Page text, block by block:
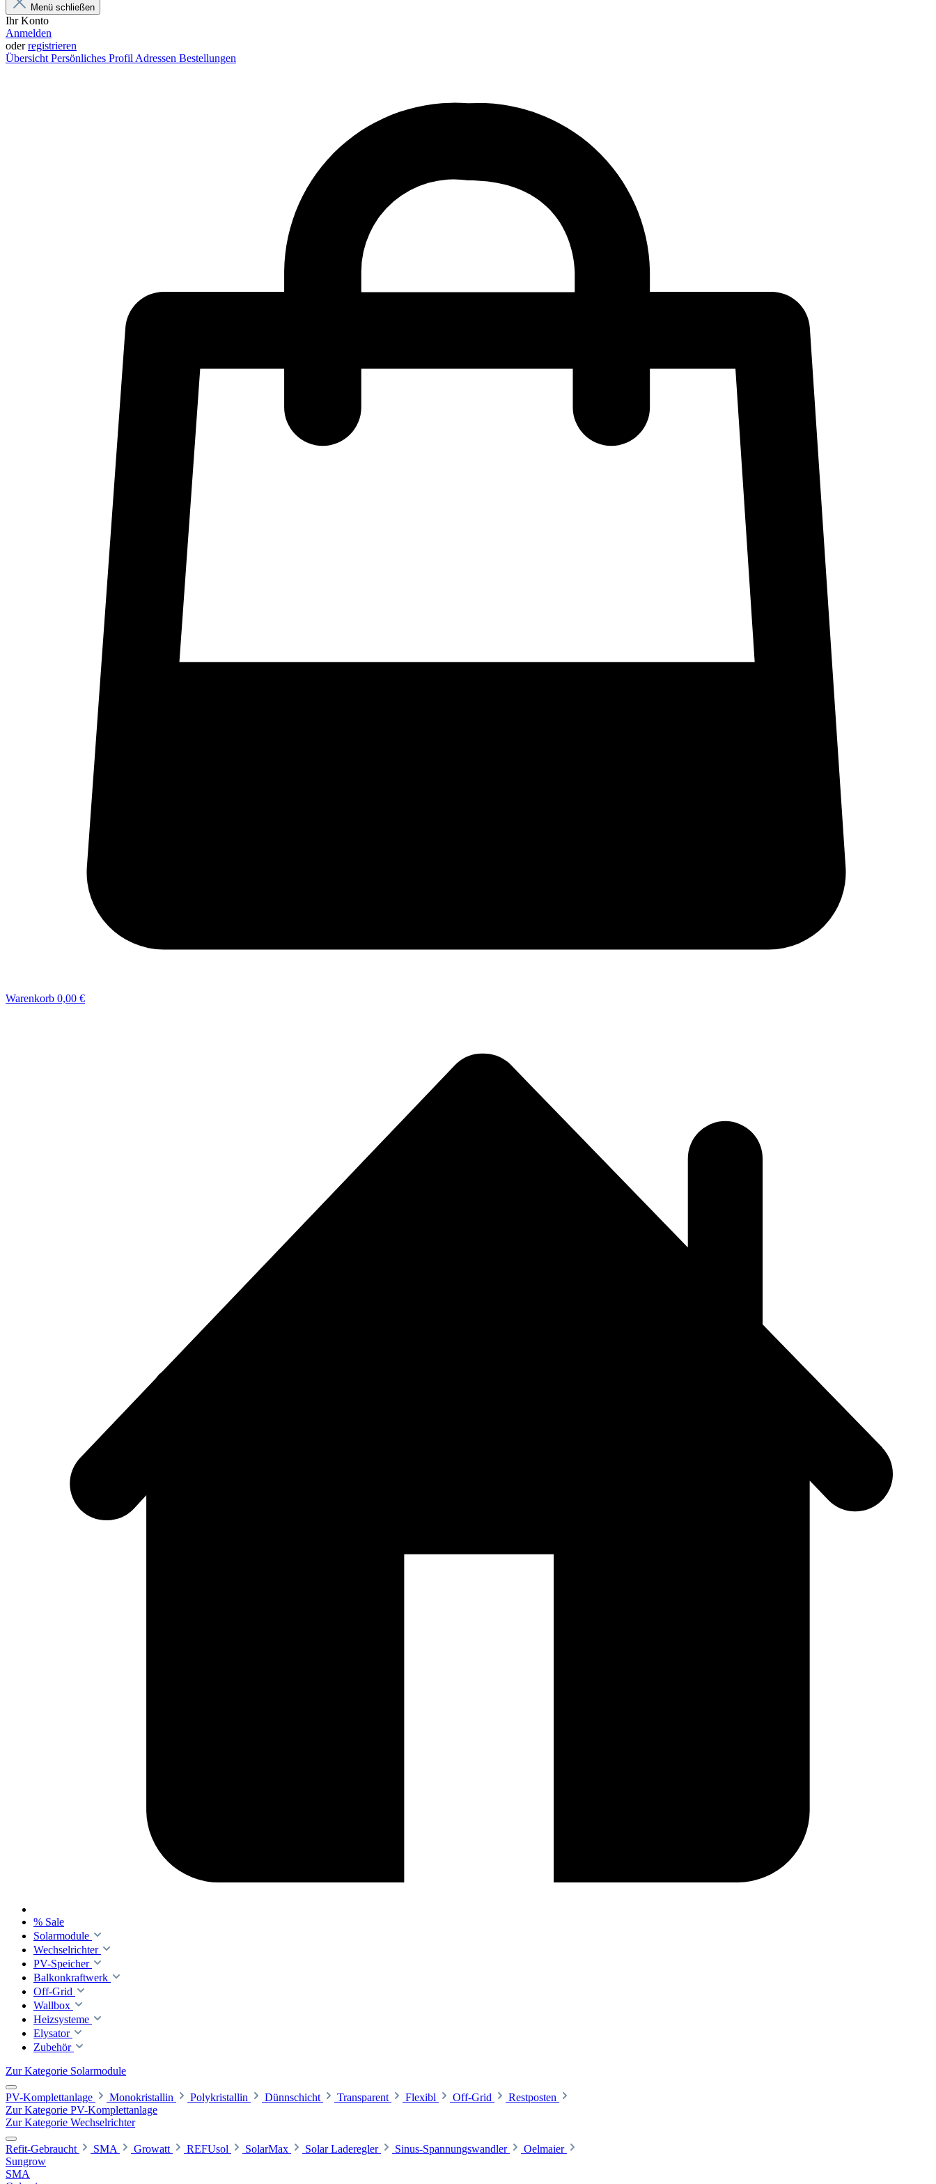
Menü schließen
Ihr Konto
Anmelden
oderregistrieren
Übersicht Persönliches Profil Adressen Bestellungen
Warenkorb 0,00 €
% Sale
Solarmodule
Wechselrichter
PV-Speicher
Balkonkraftwerk
Off-Grid
Wallbox
Heizsysteme
Elysator
Zubehör
Zur Kategorie Solarmodule
PV-Komplettanlage Monokristallin Polykristallin Dünnschicht Transparent Flexibl Off-Grid
Restposten
Zur Kategorie PV-Komplettanlage
Zur Kategorie Wechselrichter
Refit-Gebraucht SMA Growatt REFUsol SolarMax Solar Laderegler Sinus-Spannungswandler
Oelmaier
Sungrow
SMA